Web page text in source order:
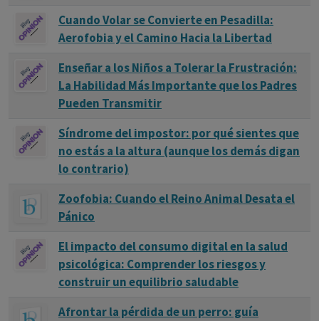
Lo importante no es que el sistema "sepa" en sentido
humano, sino que aprende de ejemplos anteriores y
datos.
Analogía clínica útil: Así como un residente en formación
mejora su juicio clínico al ver cientos de casos y reconocer
patrones sutiles, un modelo de aprendizaje automático
hace lo mismo, pero a gran escala y sin fatiga.
Cuando Volar se Convierte en Pesadilla:
Aerofobia y el Camino Hacia la Libertad
Enseñar a los Niños a Tolerar la Frustración:
La Habilidad Más Importante que los Padres
Pueden Transmitir
Síndrome del impostor: por qué sientes que
no estás a la altura (aunque los demás digan
lo contrario)
Zoofobia: Cuando el Reino Animal Desata el
Pánico
El impacto del consumo digital en la salud
psicológica: Comprender los riesgos y
construir un equilibrio saludable
Afrontar la pérdida de un perro: guía